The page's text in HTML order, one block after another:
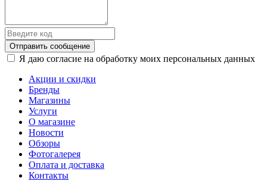
Отправить сообщение
Я даю согласие на обработку моих персональных данных
Акции и скидки
Бренды
Магазины
Услуги
О магазине
Новости
Обзоры
Фотогалерея
Оплата и доставка
Контакты